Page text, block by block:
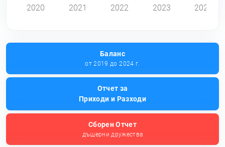
2020 2021 2022 2023 2024
Баланс
от 2019 до 2024 г.
Отчет за
Приходи и Разходи
Сборен Отчет
дъщерни дружества